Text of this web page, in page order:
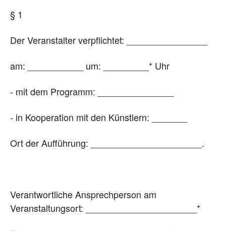
§ 1
Der Veranstalter verpflichtet: ________________
am: ___________ um: _________* Uhr
- mit dem Programm: _______________
- in Kooperation mit den Künstlern: _______
Ort der Aufführung: ______________________.
Verantwortliche Ansprechperson am
Veranstaltungsort: ______________________*